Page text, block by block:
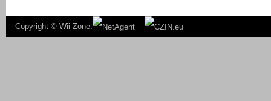
Copyright © Wii Zone. --